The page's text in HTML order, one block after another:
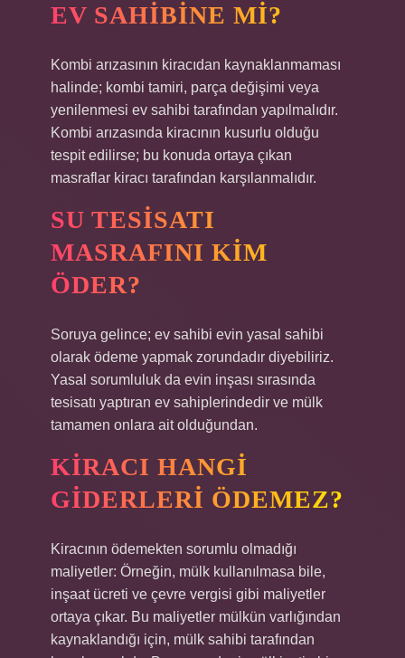
EV SAHIBINE MI?
Kombi arızasının kiracıdan kaynaklanmaması
halinde; kombi tamiri, parça değişimi veya
yenilenmesi ev sahibi tarafından yapılmalıdır.
Kombi arızasında kiracının kusurlu olduğu
tespit edilirse; bu konuda ortaya çıkan
masraflar kiracı tarafından karşılanmalıdır.
SU TESISATI
MASRAFINI KIM
ÖDER?
Soruya gelince; ev sahibi evin yasal sahibi
olarak ödeme yapmak zorundadır diyebiliriz.
Yasal sorumluluk da evin inşası sırasında
tesisatı yaptıran ev sahiplerindedir ve mülk
tamamen onlara ait olduğundan.
KIRACI HANGI
GIDERLERI ÖDEMEZ?
Kiracının ödemekten sorumlu olmadığı
maliyetler: Örneğin, mülk kullanılmasa bile,
inşaat ücreti ve çevre vergisi gibi maliyetler
ortaya çıkar. Bu maliyetler mülkün varlığından
kaynaklandığı için, mülk sahibi tarafından